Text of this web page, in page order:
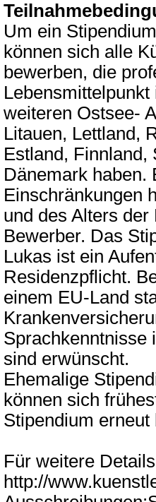
Um ein
können sich alle
bewerben, die
weiteren Ostsee-
Litauen, Lettland,
Estland, Finnland,
Dänemark haben.
Einschränkungen
und des Alters
Bewerber. Das
Lukas ist ein
Residenzpflicht.
einem EU-Land
Sprachkenntnisse
sind erwünscht.
Ehemalige
können sich
Stipendium erneut
Für weitere
http://